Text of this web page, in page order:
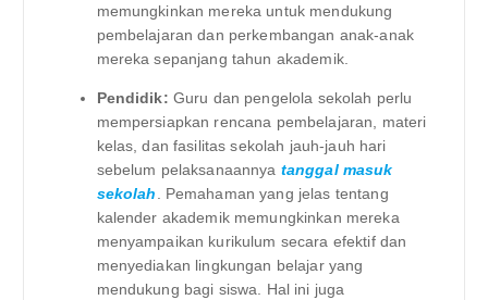
memungkinkan mereka untuk mendukung
pembelajaran dan perkembangan anak-anak
mereka sepanjang tahun akademik.
Pendidik: Guru dan pengelola sekolah perlu
mempersiapkan rencana pembelajaran, materi
kelas, dan fasilitas sekolah jauh-jauh hari
sebelum pelaksanaannya tanggal masuk
sekolah . Pemahaman yang jelas tentang
kalender akademik memungkinkan mereka
menyampaikan kurikulum secara efektif dan
menyediakan lingkungan belajar yang
mendukung bagi siswa. Hal ini juga